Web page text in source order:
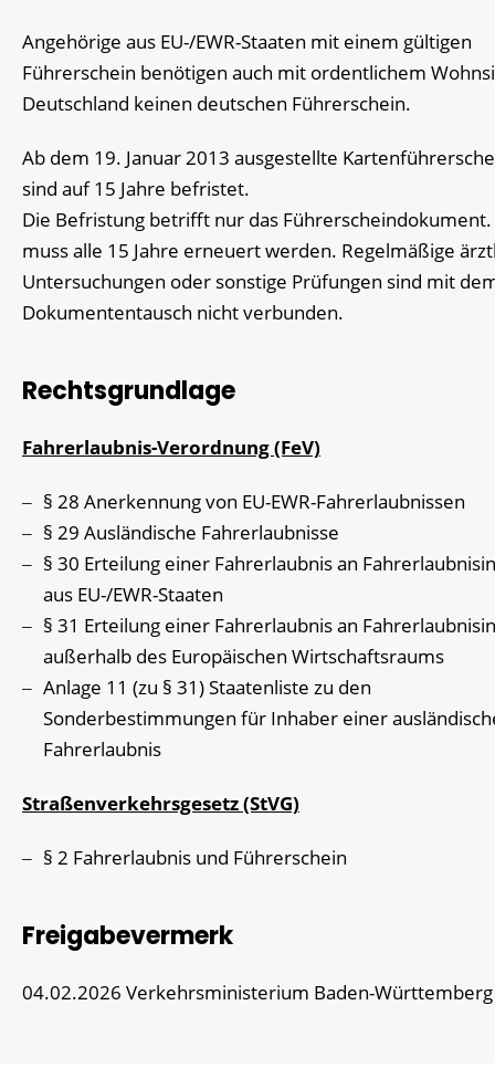
Angehörige aus EU-/EWR-Staaten mit einem gültigen
Führerschein benötigen auch mit ordentlichem
Deutschland keinen deutschen Führerschein.
Ab dem 19. Januar 2013 ausgestellte Kartenführersche
sind auf 15 Jahre befristet.
Die Befristung betrifft nur das Führerscheindokument.
muss alle 15 Jahre erneuert werden. Regelmäßige
Untersuchungen oder sonstige Prüfungen sind mit
Dokumententausch nicht verbunden.
Rechtsgrundlage
Fahrerlaubnis-Verordnung (FeV)
§ 28 Anerkennung von EU-EWR-Fahrerlaubnissen
§ 29 Ausländische Fahrerlaubnisse
§ 30 Erteilung einer Fahrerlaubnis an
aus EU-/EWR-Staaten
§ 31 Erteilung einer Fahrerlaubnis an
außerhalb des Europäischen Wirtschaftsraums
Anlage 11 (zu § 31) Staatenliste zu den
Sonderbestimmungen für Inhaber einer
Fahrerlaubnis
Straßenverkehrsgesetz (StVG)
§ 2 Fahrerlaubnis und Führerschein
Freigabevermerk
04.02.2026 Verkehrsministerium Baden-Württemberg